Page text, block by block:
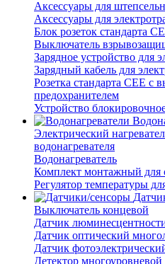
Аксессуары для
Аксессуары для
Блок розеток стандарта
Выключатель
Зарядное устройство для
Зарядный кабель для
Розетка стандарта СЕЕ с
предохранителем
Устройство
Электрический
водонагревателя
Водонагреватель
Комплект монтажный для
Регулятор температуры
Выключатель концевой
Датчик
Датчик оптический
Датчик
Детектор